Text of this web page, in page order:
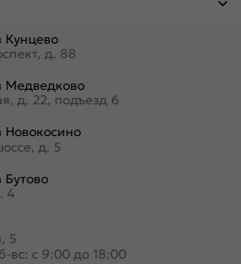
д. 88
Медведково
д. 22, подъезд 6
д. 5
4
5
вс: с 9:00 до 18:00